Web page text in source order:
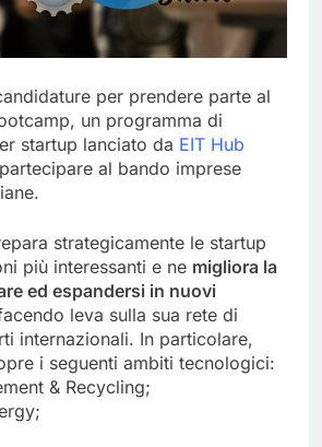
per prendere parte al
un programma di
startup lanciato da EIT Hub
al bando imprese
strategicamente le startup
più interessanti e ne migliora la
ed espandersi in nuovi
leva sulla sua rete di
internazionali. In particolare,
i seguenti ambiti tecnologici:
& Recycling;